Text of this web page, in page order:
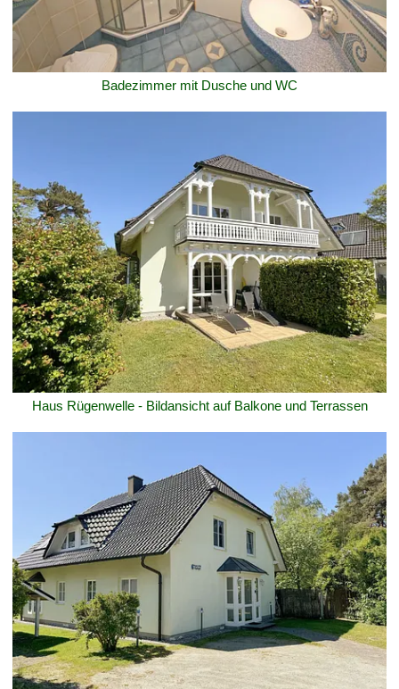
Badezimmer mit Dusche und WC
Haus Rügenwelle - Bildansicht auf Balkone und Terrassen